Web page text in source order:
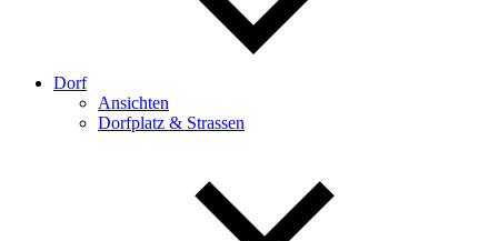
Dorf
Ansichten
Dorfplatz & Strassen